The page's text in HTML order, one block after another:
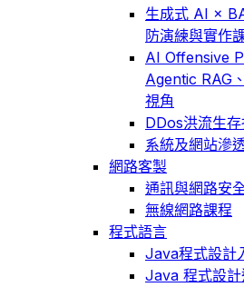
生成式 AI ×
防演練與實作
AI Offensive
Agentic RAG
視角
DDos洪流生存
系統及網站滲
網路客製
通訊與網路安
無線網路課程
程式語言
Java程式設計
Java 程式設計